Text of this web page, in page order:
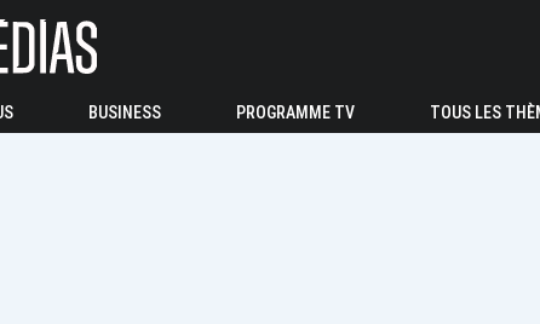
BUSINESS PROGRAMME TV TOUS LES